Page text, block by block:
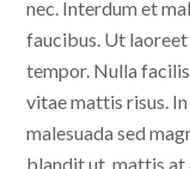
nec. Interdum et
faucibus. Ut
tempor. Nulla
vitae mattis risus.
malesuada sed
blandit ut, mattis at